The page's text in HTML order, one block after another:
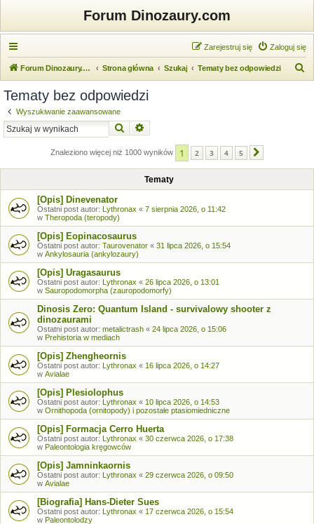
Forum Dinozaury.com
Zaloguj się
Zarejestruj się
Forum Dinozaury.com Strona główna Szukaj Tematy bez odpowiedzi
Tematy bez odpowiedzi
Wyszukiwanie zaawansowane
Szukaj
Znaleziono więcej niż 1000 wyników 1 2 3 4 5
Tematy
[Opis] Dinevenator
Ostatni post autor: Lythronax « 7 sierpnia 2026, o 11:42
w Theropoda (teropody)
[Opis] Eopinacosaurus
Ostatni post autor: Taurovenator « 31 lipca 2026, o 15:54
w Ankylosauria (ankylozaury)
[Opis] Uragasaurus
Ostatni post autor: Lythronax « 26 lipca 2026, o 13:01
w Sauropodomorpha (zauropodomorfy)
Dinosis Zero: Quantum Island - survivalowy shooter z
dinozaurami
Ostatni post autor: metalictrash « 24 lipca 2026, o 15:06
w Prehistoria w mediach
[Opis] Zhengheornis
Ostatni post autor: Lythronax « 16 lipca 2026, o 14:27
w Avialae
[Opis] Plesiolophus
Ostatni post autor: Lythronax « 10 lipca 2026, o 14:53
w Ornithopoda (ornitopody) i pozostałe ptasiomiedniczne
[Opis] Formacja Cerro Huerta
Ostatni post autor: Lythronax « 30 czerwca 2026, o 17:38
w Paleontologia kręgowców
[Opis] Jamninkaornis
Ostatni post autor: Lythronax « 29 czerwca 2026, o 09:50
w Avialae
[Biografia] Hans-Dieter Sues
Ostatni post autor: Lythronax « 17 czerwca 2026, o 15:54
w Paleontolodzy